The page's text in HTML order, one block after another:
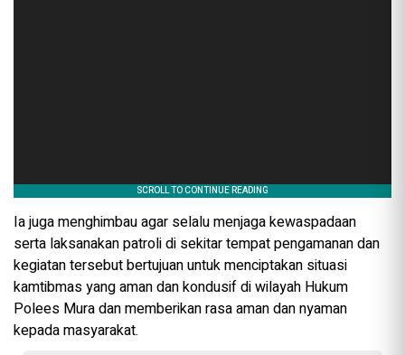
Ia juga menghimbau agar selalu menjaga kewaspadaan
serta laksanakan patroli di sekitar tempat pengamanan dan
kegiatan tersebut bertujuan untuk menciptakan situasi
kamtibmas yang aman dan kondusif di wilayah Hukum
Polees Mura dan memberikan rasa aman dan nyaman
kepada masyarakat.